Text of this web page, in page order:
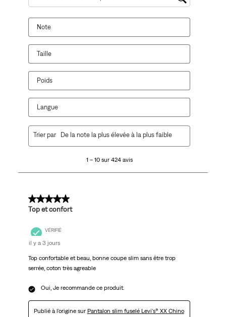
Zone de recherche de sujet et d'avis
Note
Taille
Poids
Langue
424
1 – 10 sur 424 avis
Trier par De la note la plus élevée à la plus faible
5 sur 5 étoiles.
Top et confort
VÉRIFIÉ
il y a 3 jours
Top confortable et beau, bonne coupe slim sans être trop
serrée, coton très agreable
Oui, Je recommande ce produit.
Publié à l'origine sur Pantalon slim fuselé Levi's® XX Chino